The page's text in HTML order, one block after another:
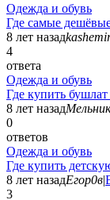
Одежда и обувь
Где самые
8 лет назад
4
ответа
Одежда и обувь
Где купить
8 лет назад
0
ответов
Одежда и обувь
Где купить
8 лет назадЕгор0в|
3